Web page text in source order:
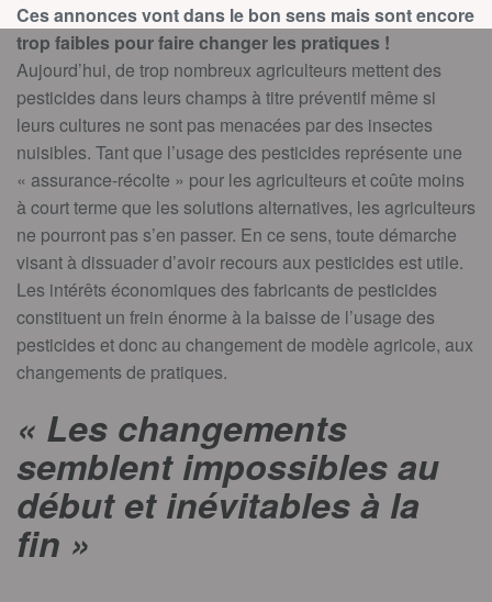
Ces annonces vont dans le bon sens mais sont encore
trop faibles pour faire changer les pratiques !
Aujourd’hui, de trop nombreux agriculteurs mettent des
pesticides dans leurs champs à titre préventif même si
leurs cultures ne sont pas menacées par des insectes
nuisibles. Tant que l’usage des pesticides représente une
« assurance-récolte » pour les agriculteurs et coûte moins
à court terme que les solutions alternatives, les agriculteurs
ne pourront pas s’en passer. En ce sens, toute démarche
visant à dissuader d’avoir recours aux pesticides est utile.
Les intérêts économiques des fabricants de pesticides
constituent un frein énorme à la baisse de l’usage des
pesticides et donc au changement de modèle agricole, aux
changements de pratiques.
« Les changements
semblent impossibles au
début et inévitables à la
fin »